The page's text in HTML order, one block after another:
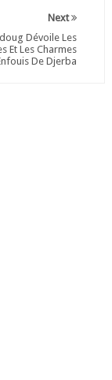
Next
Dévoile Les
Et Les Charmes
De Djerba